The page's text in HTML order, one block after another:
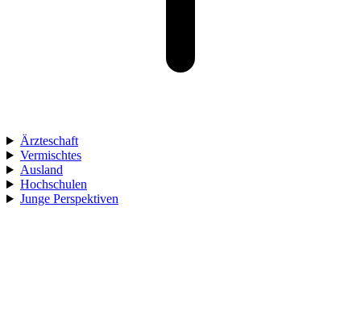
Ärzteschaft
Vermischtes
Ausland
Hochschulen
Junge Perspektiven